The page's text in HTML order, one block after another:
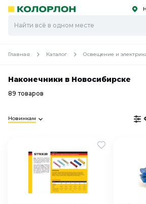
Скоро
Скоро
Главная Каталог Освещение и
Наконечники в Новосибирске
89 товаров
Новинкам